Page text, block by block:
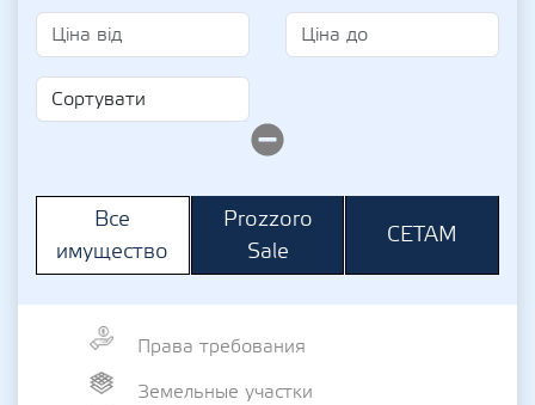
Все
имущество
Prozzoro
Sale
СЕТАМ
Права требования
Земельные участки